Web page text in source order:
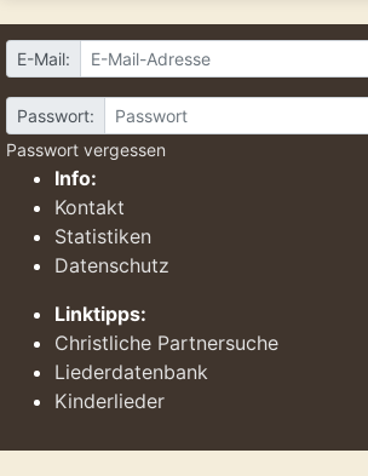
E-Mail:
Passwort:
Passwort vergessen
Info:
Kontakt
Statistiken
Datenschutz
Linktipps:
Christliche Partnersuche
Liederdatenbank
Kinderlieder